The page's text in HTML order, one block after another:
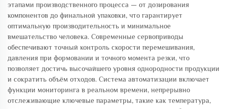
этапами производственного процесса — от дозирования
компонентов до финальной упаковки, что гарантирует
оптимальную производительность и минимальное
вмешательство человека. Современные сервоприводы
обеспечивают точный контроль скорости перемешивания,
давления при формовании и точного момента резки, что
позволяет достичь высочайшего уровня однородности продукции
и сократить объём отходов. Система автоматизации включает
функции мониторинга в реальном времени, непрерывно
отслеживающие ключевые параметры, такие как температура,